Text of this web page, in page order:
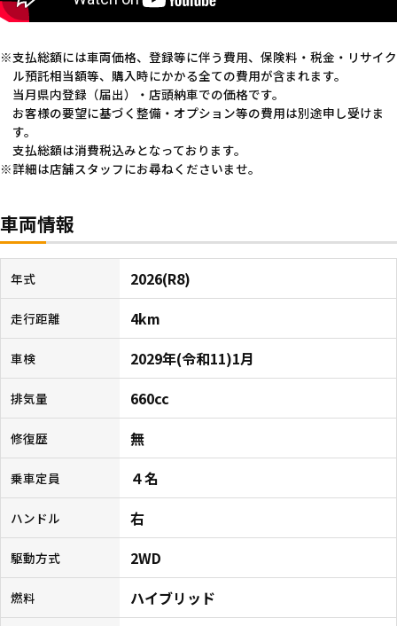
支払総額には車両価格、登録等に伴う費用、保険料・税金・リサイク
ル預託相当額等、購入時にかかる全ての費用が含まれます。
当月県内登録（届出）・店頭納車での価格です。
お客様の要望に基づく整備・オプション等の費用は別途申し受けま
す。
支払総額は消費税込みとなっております。
詳細は店舗スタッフにお尋ねくださいませ。
車両情報
年式 2026(R8)
走行距離 4km
車検 2029年(令和11)1月
排気量 660cc
修復歴 無
乗車定員 ４名
ハンドル 右
駆動方式 2WD
燃料 ハイブリッド